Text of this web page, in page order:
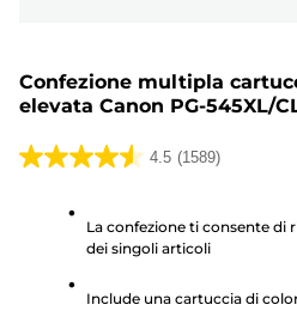
Confezione multipla
elevata Canon PG-545XL/
4.5 (1589)
4.5
La confezione ti consente di
dei singoli articoli
Include una cartuccia di